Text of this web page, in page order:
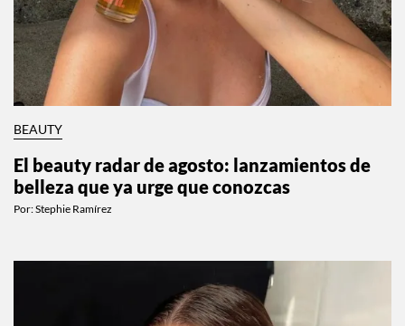
BEAUTY
El beauty radar de agosto: lanzamientos de
belleza que ya urge que conozcas
Por:Stephie Ramírez